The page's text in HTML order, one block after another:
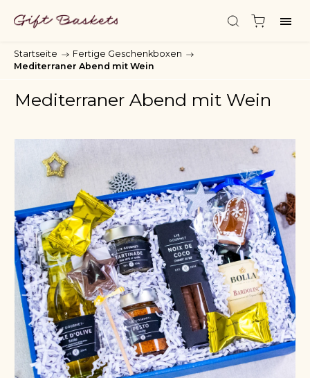
Startseite / Fertige Geschenkboxen /
Mediterraner Abend mit Wein
Mediterraner Abend mit Wein